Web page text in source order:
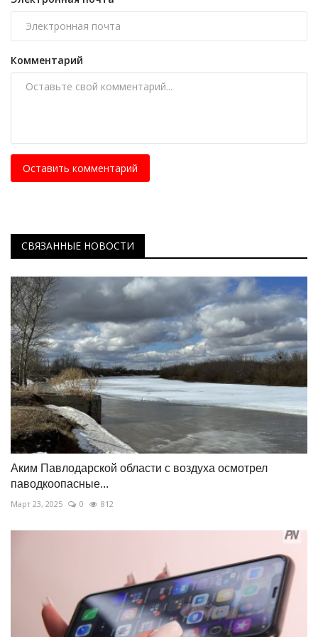
Комментарий
Оставить комментарий
СВЯЗАННЫЕ НОВОСТИ
Аким Павлодарской области с воздуха осмотрел
паводкоопасные...
Март 23, 2025 0 812